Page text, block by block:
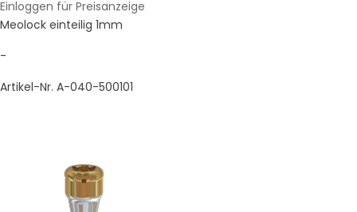
Einloggen für Preisanzeige
Meolock einteilig 1mm
-
Artikel-Nr. A-040-500101